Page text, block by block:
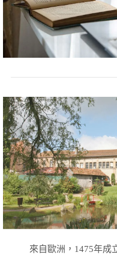
來自歐洲，1475年成